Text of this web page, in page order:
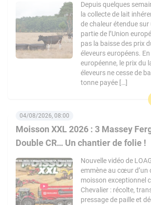
Depuis quelques
la collecte de lait
de chaleur étendue
partie de l’Union
pas la baisse des prix
éleveurs européens.
européenne, le prix du
éleveurs ne cesse de
tonne payée […]
Moisson XXL 2026 : 3 Massey
Double CR… Un chantier de folie !
04/08/2026, 08:00
Nouvelle vidéo de
emmène au cœur d’un
moisson exceptionnel
Chevalier : récolte,
pressage de paille et